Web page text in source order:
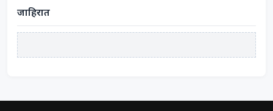
जाहिरात